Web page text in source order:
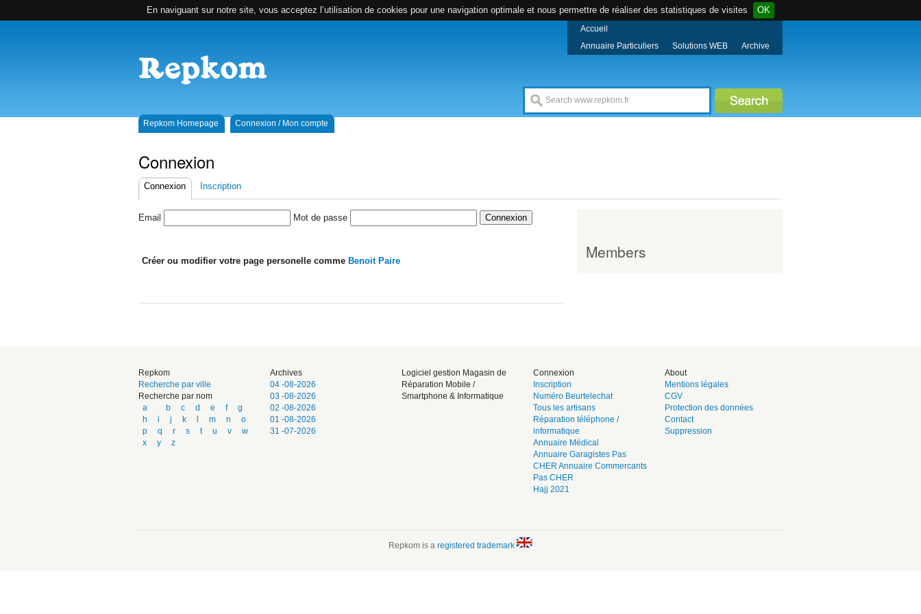
En naviguant sur notre site, vous acceptez l’utilisation de cookies pour une navigation optimale et nous permettre de réaliser des statistiques de visites OK
Accueil
Annuaire Particuliers
Solutions WEB Archive
Repkom Homepage Connexion / Mon compte
Connexion
Connexion Inscription
Email Mot de passe
Créer ou modifier votre page personelle comme Benoit Paire Members
Repkom
Recherche par ville
Recherche par nom
a
b c d e f
g
h
i j k l m n
o
p
q r s t u v
w
x
y z
Archives
04 -08-2026
03 -08-2026
02 -08-2026
01 -08-2026
31 -07-2026
Logiciel gestion Magasin de
Réparation Mobile /
Smartphone & Informatique
Connexion
Inscription
Numéro Beurtelechat
Tous les artisans
Réparation téléphone /
informatique
Annuaire Médical
Annuaire Garagistes Pas
CHER Annuaire Commercants
Pas CHER
Hajj 2021
About
Mentions légales
CGV
Protection des données
Contact
Suppression
Repkom is a registered trademark